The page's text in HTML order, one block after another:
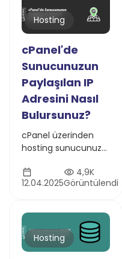
Hosting
cPanel'de
Sunucunuzun
Paylaşılan IP
Adresini Nasıl
Bulursunuz?
cPanel üzerinden
hosting sunucunuza
adresini nereden
bulacağınızı öğrenin.
rehberimize göz atın
12.04.2025
4,9K
Görüntülendi
Hosting